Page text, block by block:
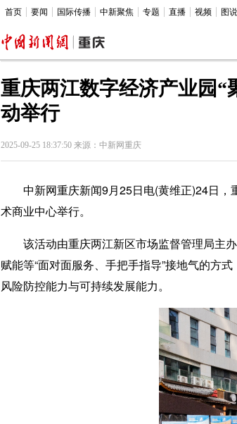
首页 要闻 国际传播 中新聚焦 专题 直播 视频 图
重庆两江数字经济产业园
动举行
2025-09-25 18:37:50 来源：中新网重庆
中新网重庆新闻9月25日电(黄维正)24日，
术商业中心举行。
该活动由重庆两江新区市场监督管理局主办
赋能等“面对面服务、手把手指导”接地气的方
风险防控能力与可持续发展能力。